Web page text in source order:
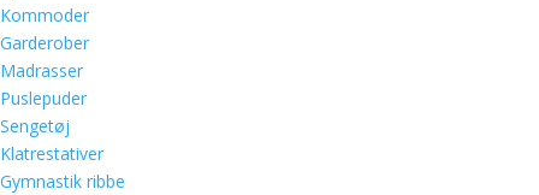
Kommoder
Garderober
Madrasser
Puslepuder
Sengetøj
Klatrestativer
Gymnastik ribbe